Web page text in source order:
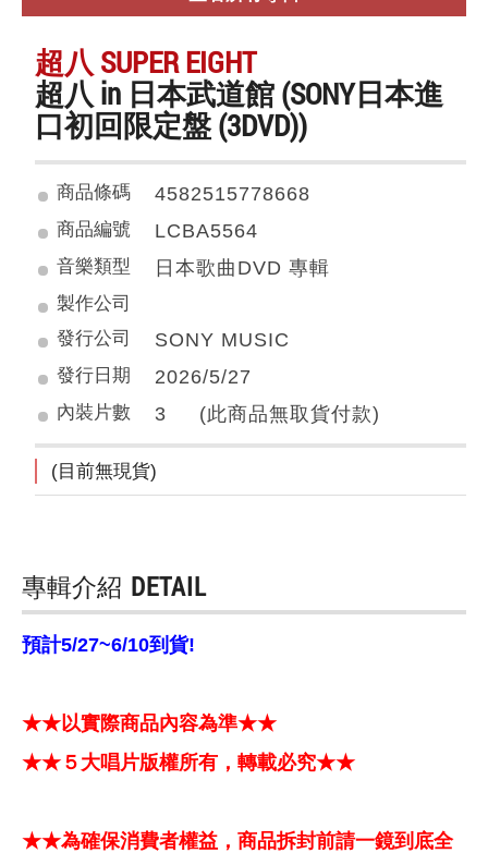
超八 SUPER EIGHT
超八 in 日本武道館 (SONY日本進
口初回限定盤 (3DVD))
商品條碼 4582515778668
商品編號 LCBA5564
音樂類型 日本歌曲DVD 專輯
製作公司
發行公司
SONY MUSIC
發行日期 2026/5/27
內裝片數 3 (此商品無取貨付款)
(目前無現貨)
專輯介紹 DETAIL
預計5/27~6/10到貨!
★★以實際商品內容為準★★
★★５大唱片版權所有，轉載必究★★
★★為確保消費者權益，商品拆封前請一鏡到底全